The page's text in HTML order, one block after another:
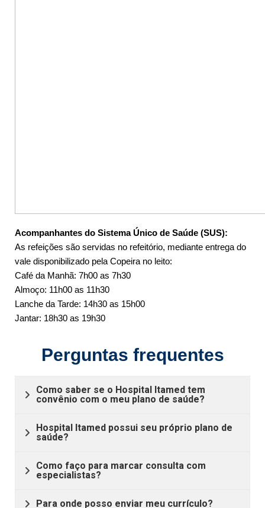
Acompanhantes do Sistema Único de Saúde (SUS):
As refeições são servidas no refeitório, mediante entrega do
vale disponibilizado pela Copeira no leito:
Café da Manhã: 7h00 as 7h30
Almoço: 11h00 as 11h30
Lanche da Tarde: 14h30 as 15h00
Jantar: 18h30 as 19h30
Perguntas frequentes
Como saber se o Hospital Itamed tem
convênio com o meu plano de saúde?
Hospital Itamed possui seu próprio plano de
saúde?
Como faço para marcar consulta com
especialistas?
Para onde posso enviar meu currículo?